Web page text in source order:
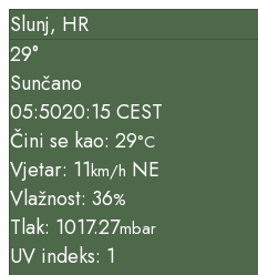
Slunj, HR
29°
Sunčano
05:5020:15 CEST
Čini se kao: 29°C
Vjetar: 11km/h NE
Vlažnost: 36%
Tlak: 1017.27mbar
UV indeks: 1